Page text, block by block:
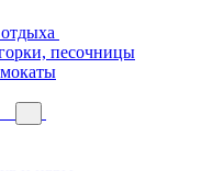
песочницы